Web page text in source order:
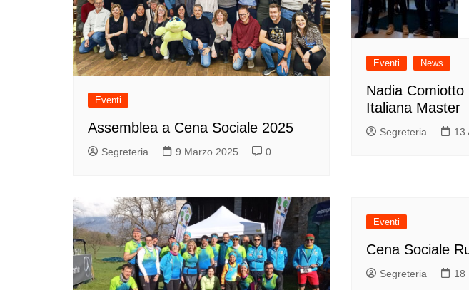
Eventi
Assemblea a Cena Sociale 2025
Segreteria 9 Marzo 2025 0
Eventi News
Nadia
Italiana Master
Segreteria 13
Eventi
Cena Sociale
Segreteria 18